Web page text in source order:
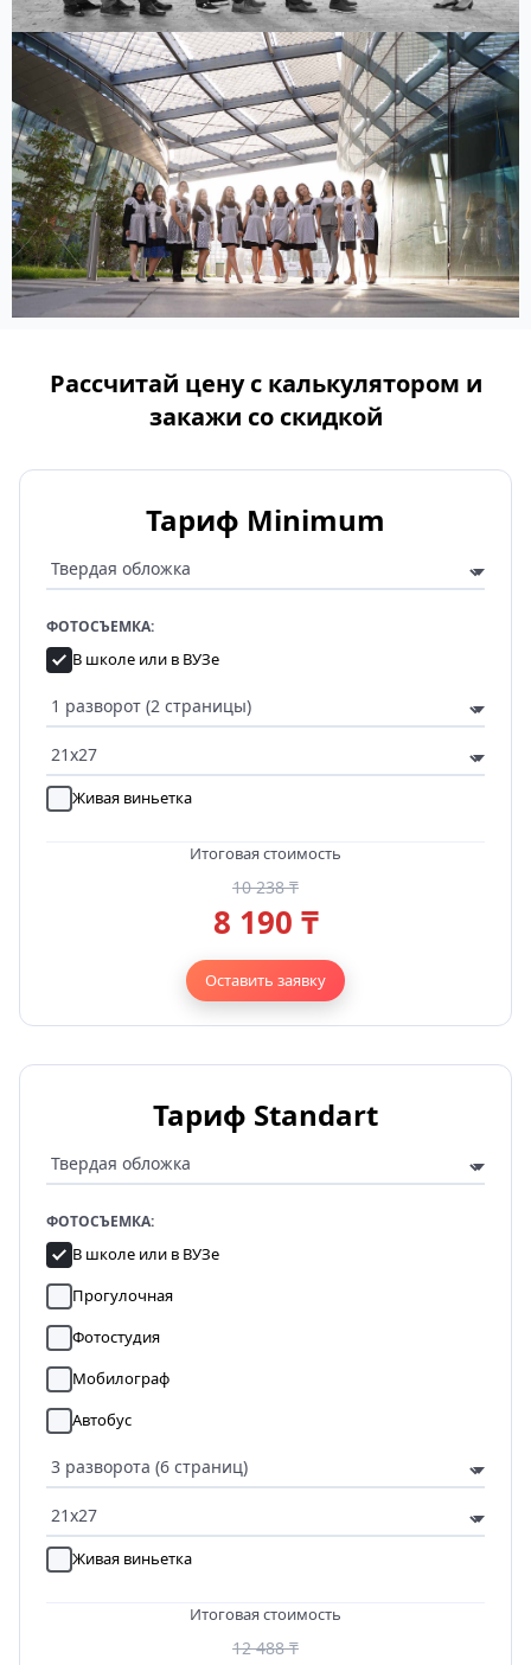
Рассчитай цену с калькулятором и
закажи со скидкой
Тариф Minimum
ФОТОСЪЕМКА:
В школе или в ВУЗе
Живая виньетка
Итоговая стоимость
10 238 ₸
8 190 ₸
Оставить заявку
Тариф Standart
ФОТОСЪЕМКА:
В школе или в ВУЗе
Прогулочная
Фотостудия
Мобилограф
Автобус
Живая виньетка
Итоговая стоимость
12 488 ₸